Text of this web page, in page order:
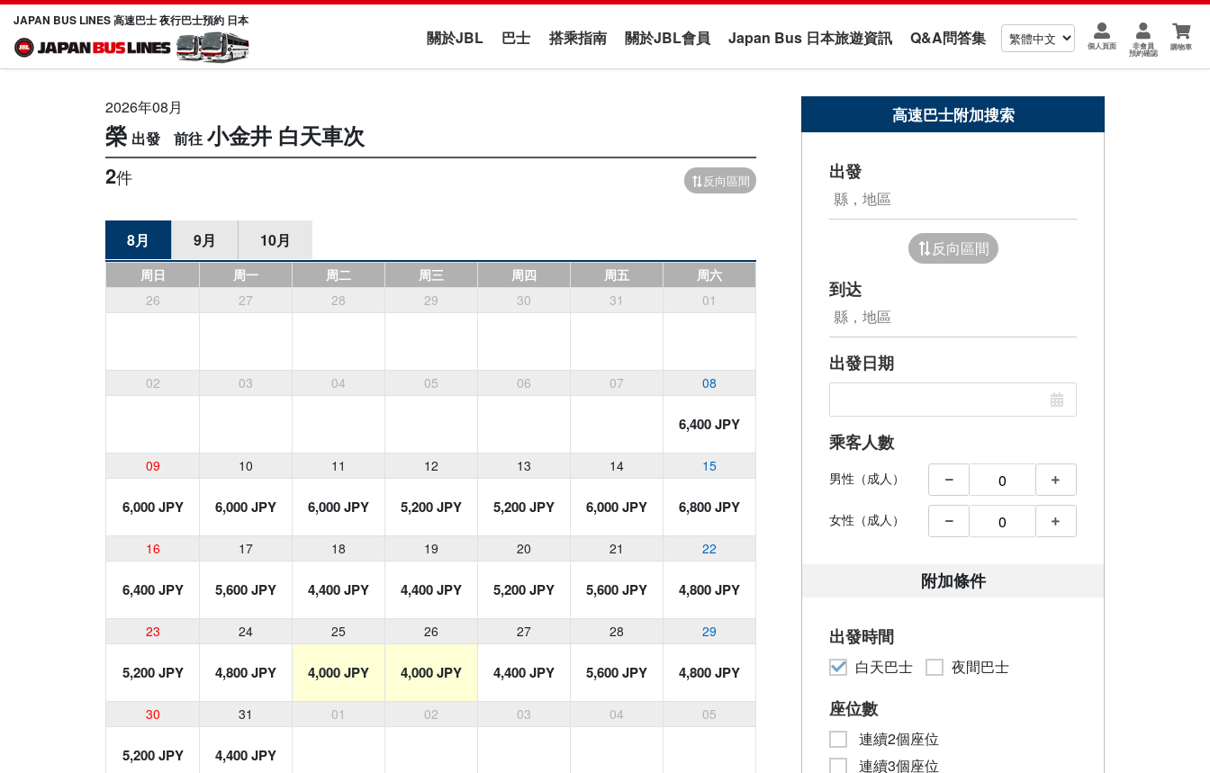
JAPAN BUS LINES 高速巴士 夜行巴士預約 日本
關於JBL 巴士 搭乘指南 關於JBL會員 Japan Bus 日本旅遊資訊 Q&A問答集 個人頁面 非會員
預約確認
購物車
2026年08月
榮 小金井 白天車次
2件 反向區間
8月 9月 10月
周日 周一 周二 周三 周四 周五
周六
26
27 28 29 30 31 01
02 03 04 05 06 07 08
6,400 JPY
09 10 11 12 13 14 15
6,000 JPY 6,000 JPY 6,000 JPY 5,200 JPY 5,200 JPY 6,000 JPY 6,800 JPY
16 17 18 19 20 21 22
6,400 JPY 5,600 JPY 4,400 JPY 4,400 JPY 5,200 JPY 5,600 JPY 4,800 JPY
23 24 25 26 27 28 29
5,200 JPY 4,800 JPY 4,000 JPY 4,000 JPY 4,400 JPY 5,600 JPY 4,800 JPY
30 31 01 02 03 04 05
5,200 JPY 4,400 JPY
高速巴士附加搜索
出發
反向區間
到达
出發日期
乘客人數
男性（成人）
女性（成人）
附加條件
出發時間
白天巴士 夜間巴士
座位數
連續2個座位
連續3個座位